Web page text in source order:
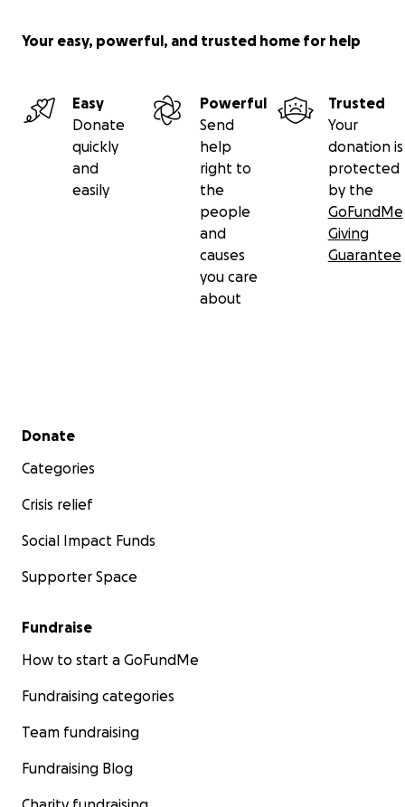
In copertina hai già visto Shillah che ha aperto un
"supermercato" in cui vende principalemente cibo
Qui puoi vedere Sylvia, accanto alla macchina da cucire
Your easy, powerful, and trusted home for help
Easy
Donate
quickly
and
easily
Powerful
Send
help
right to
the
people
and
causes
you care
about
Trusted
Your
donation is
protected
by the
GoFundMe
Giving
Guarantee
Secondary menu
Donate
Categories
Crisis relief
Social Impact Funds
Supporter Space
Fundraise
How to start a GoFundMe
Fundraising categories
Team fundraising
Fundraising Blog